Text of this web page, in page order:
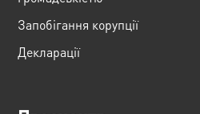
Запобігання корупції
Декларації